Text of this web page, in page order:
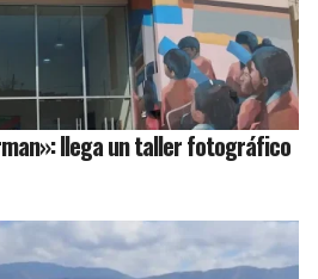
llega un taller fotográfico